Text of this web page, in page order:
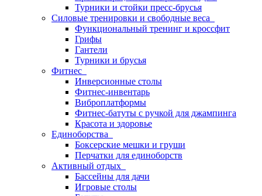
Турники и стойки пресс-брусья
Силовые тренировки и свободные веса
Функциональный тренинг и кроссфит
Грифы
Гантели
Турники и брусья
Фитнес
Инверсионные столы
Фитнес-инвентарь
Виброплатформы
Фитнес-батуты с ручкой для джампинга
Красота и здоровье
Единоборства
Боксерские мешки и груши
Перчатки для единоборств
Активный отдых
Бассейны для дачи
Игровые столы